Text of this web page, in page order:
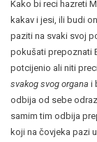
Kako bi reci hazreti
kakav i jesi, ili budi
paziti na svaki svoj
pokušati prepoznati
potcijenio ali niti
svakog svog organa i
odbija od sebe
samim tim odbija
koji na čovjeka pazi